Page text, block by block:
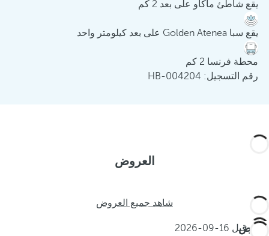
يقع شاطئ ماكاو على بعد 2 كم
يقع سبا Golden Atenea على بعد كيلومتر واحد
محطة فرنسا 2 كم
رقم التسجيل: HB-004204
العروض
شاهد جميع العروض
العرض
احجز قبل 16-09-2026